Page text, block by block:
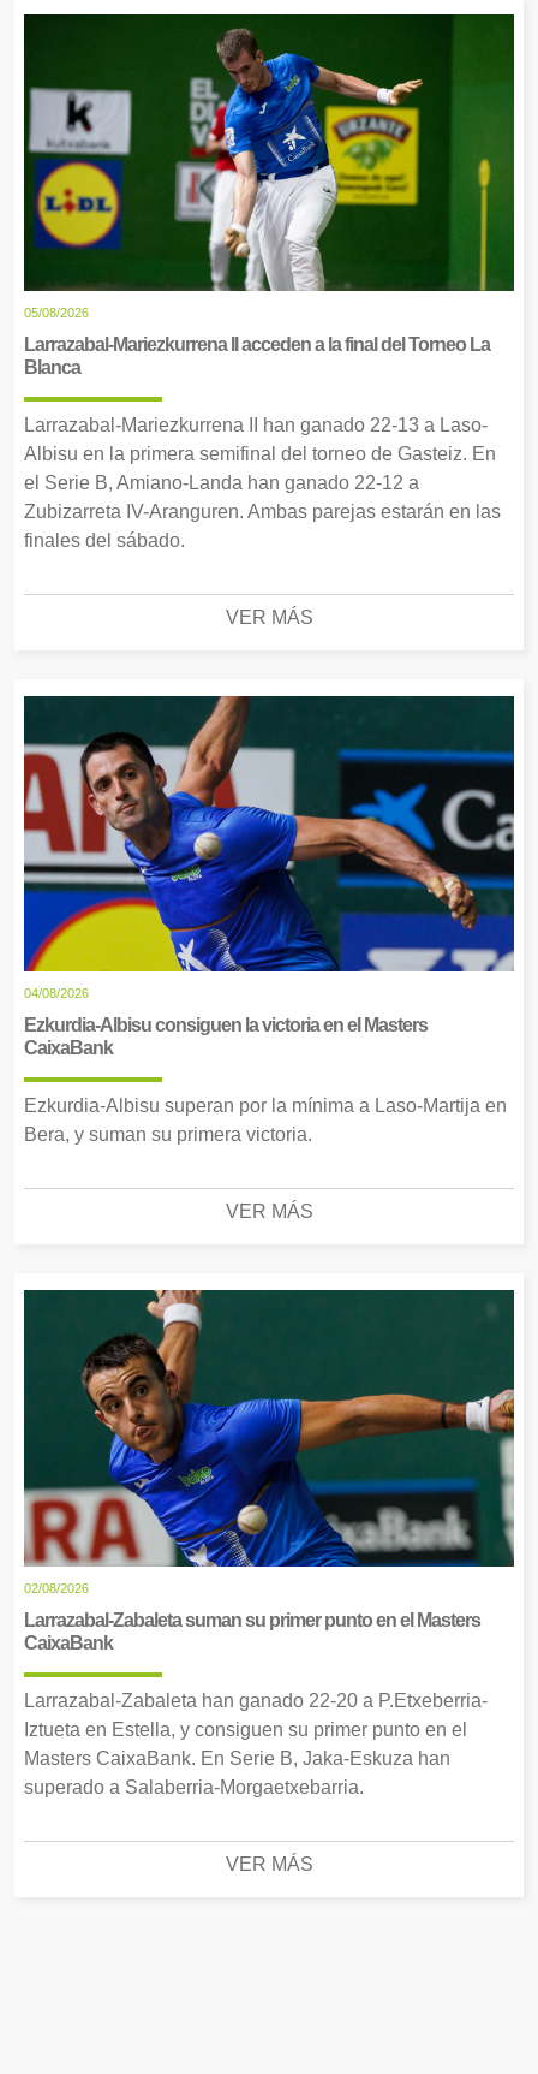
05/08/2026
Larrazabal-Mariezkurrena II acceden a la final del Torneo La
Blanca
Larrazabal-Mariezkurrena II han ganado 22-13 a Laso-
Albisu en la primera semifinal del torneo de Gasteiz. En
el Serie B, Amiano-Landa han ganado 22-12 a
Zubizarreta IV-Aranguren. Ambas parejas estarán en las
finales del sábado.
VER MÁS
04/08/2026
Ezkurdia-Albisu consiguen la victoria en el Masters
CaixaBank
Ezkurdia-Albisu superan por la mínima a Laso-Martija en
Bera, y suman su primera victoria.
VER MÁS
02/08/2026
Larrazabal-Zabaleta suman su primer punto en el Masters
CaixaBank
Larrazabal-Zabaleta han ganado 22-20 a P.Etxeberria-
Iztueta en Estella, y consiguen su primer punto en el
Masters CaixaBank. En Serie B, Jaka-Eskuza han
superado a Salaberria-Morgaetxebarria.
VER MÁS